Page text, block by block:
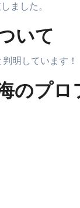
ました。
いて
明しています！
のプロ